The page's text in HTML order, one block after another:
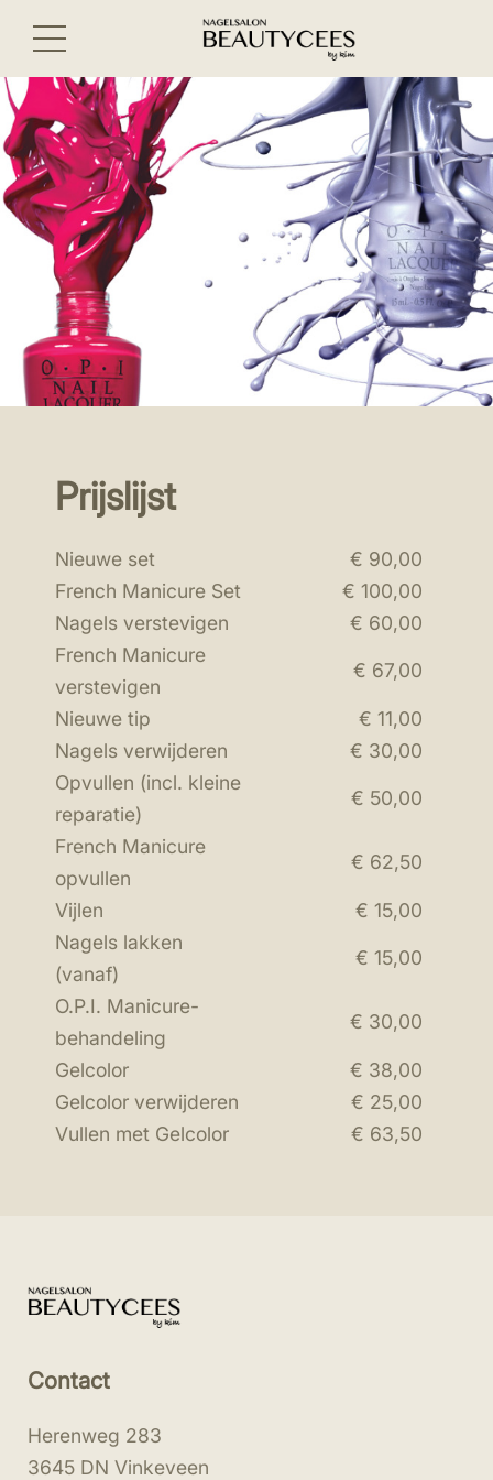
Prijslijst
Nieuwe set
€ 90,00
French Manicure Set
€ 100,00
Nagels verstevigen
€ 60,00
French Manicure
verstevigen
€ 67,00
Nieuwe tip
€ 11,00
Nagels verwijderen
€ 30,00
Opvullen (incl. kleine
reparatie)
€ 50,00
French Manicure
opvullen
€ 62,50
Vijlen
€ 15,00
Nagels lakken
(vanaf)
€ 15,00
O.P.I. Manicure-
behandeling
€ 30,00
Gelcolor
€ 38,00
Gelcolor verwijderen
€ 25,00
Vullen met Gelcolor
€ 63,50
Contact
Herenweg 283
3645 DN Vinkeveen